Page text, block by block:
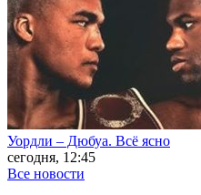
Уордли – Дюбуа. Всё ясно
сегодня, 12:45
Все новости